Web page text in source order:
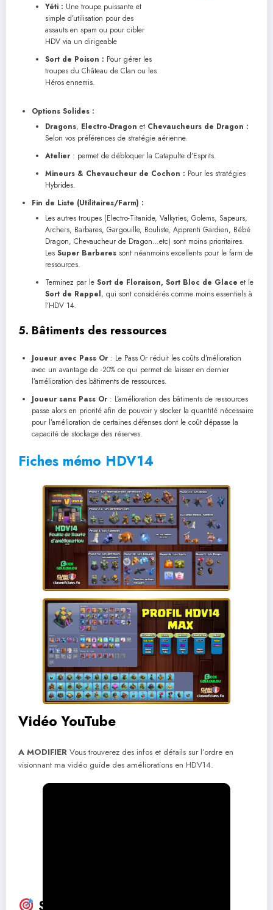
Yéti : Une troupe puissante et
simple d’utilisation pour des
assauts en spam ou pour cibler
HDV via un dirigeable
Sort de Poison : Pour gérer les
troupes du Château de Clan ou les
Héros ennemis.
Options Solides :
Dragons, Electro-Dragon et Chevaucheurs de Dragon :
Selon vos préférences de stratégie aérienne.
Atelier : permet de débloquer la Catapulte d’Esprits.
Mineurs & Chevaucheur de Cochon : Pour les stratégies
Hybrides.
Fin de Liste (Utilitaires/Farm) :
Les autres troupes (Electro-Titanide, Valkyries, Golems, Sapeurs,
Archers, Barbares, Gargouille, Bouliste, Apprenti Gardien, Bébé
Dragon, Chevaucheur de Dragon…etc) sont moins prioritaires.
Les Super Barbares sont néanmoins excellents pour le farm de
ressources.
Terminez par le Sort de Floraison, Sort Bloc de Glace et le
Sort de Rappel, qui sont considérés comme moins essentiels à
l’HDV 14.
5. Bâtiments des ressources
Joueur avec Pass Or : Le Pass Or réduit les coûts d’mélioration
avec un avantage de -20% ce qui permet de laisser en dernier
l’amélioration des bâtiments de ressources.
Joueur sans Pass Or : L’amélioration des bâtiments de ressources
passe alors en priorité afin de pouvoir y stocker la quantité nécessaire
pour l’amélioration de certaines défenses dont le coût dépasse la
capacité de stockage des réserves.
Fiches mémo HDV14
Vidéo YouTube
A MODIFIER Vous trouverez des infos et détails sur l’ordre en
visionnant ma vidéo guide des améliorations en HDV14.
Stratégies d’attaques HDV14